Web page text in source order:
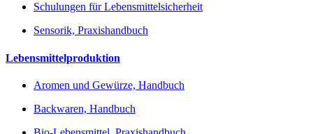
Schulungen für Lebensmittelsicherheit
Sensorik, Praxishandbuch
Lebensmittelproduktion
Aromen und Gewürze, Handbuch
Backwaren, Handbuch